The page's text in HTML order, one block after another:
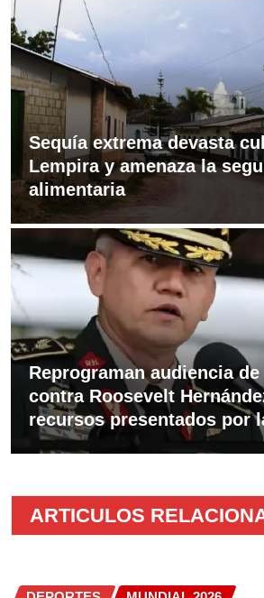
Sequía extrema devasta
Lempira y amenaza la
alimentaria
Reprograman audiencia
contra Roosevelt
recursos presentados por
ARTICULOS